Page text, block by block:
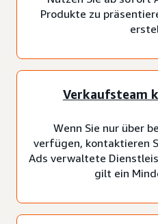
Produkte zu
Verkaufsteam
Wenn Sie nur über
verfügen, kontaktieren
Ads verwaltete
gilt ein